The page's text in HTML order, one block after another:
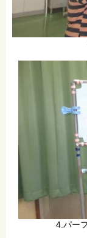
4.パー